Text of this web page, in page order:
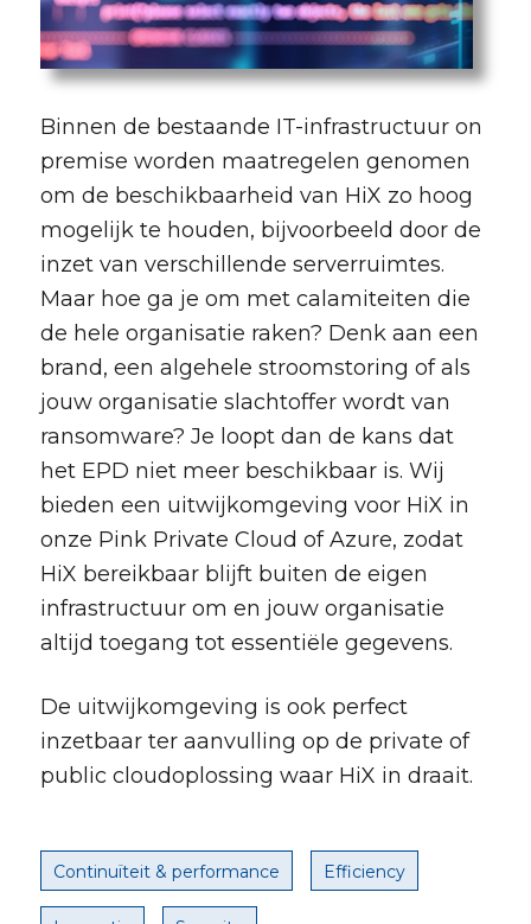
Binnen de bestaande IT-infrastructuur on
premise worden maatregelen genomen
om de beschikbaarheid van HiX zo hoog
mogelijk te houden, bijvoorbeeld door de
inzet van verschillende serverruimtes.
Maar hoe ga je om met calamiteiten die
de hele organisatie raken? Denk aan een
brand, een algehele stroomstoring of als
jouw organisatie slachtoffer wordt van
ransomware? Je loopt dan de kans dat
het EPD niet meer beschikbaar is. Wij
bieden een uitwijkomgeving voor HiX in
onze Pink Private Cloud of Azure, zodat
HiX bereikbaar blijft buiten de eigen
infrastructuur om en jouw organisatie
altijd toegang tot essentiële gegevens.
De uitwijkomgeving is ook perfect
inzetbaar ter aanvulling op de private of
public cloudoplossing waar HiX in draait.
Continuïteit & performance Efficiency